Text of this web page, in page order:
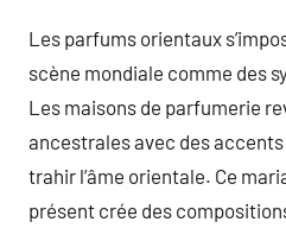
Les parfums orientaux
scène mondiale comme des
Les maisons de parfumerie
ancestrales avec des
trahir l’âme orientale. Ce
présent crée des